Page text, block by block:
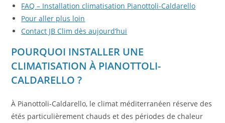
FAQ – Installation climatisation Pianottoli-Caldarello
Pour aller plus loin
Contact JB Clim dès aujourd’hui
POURQUOI INSTALLER UNE
CLIMATISATION À PIANOTTOLI-
CALDARELLO ?
À Pianottoli-Caldarello, le climat méditerranéen réserve des
étés particulièrement chauds et des périodes de chaleur